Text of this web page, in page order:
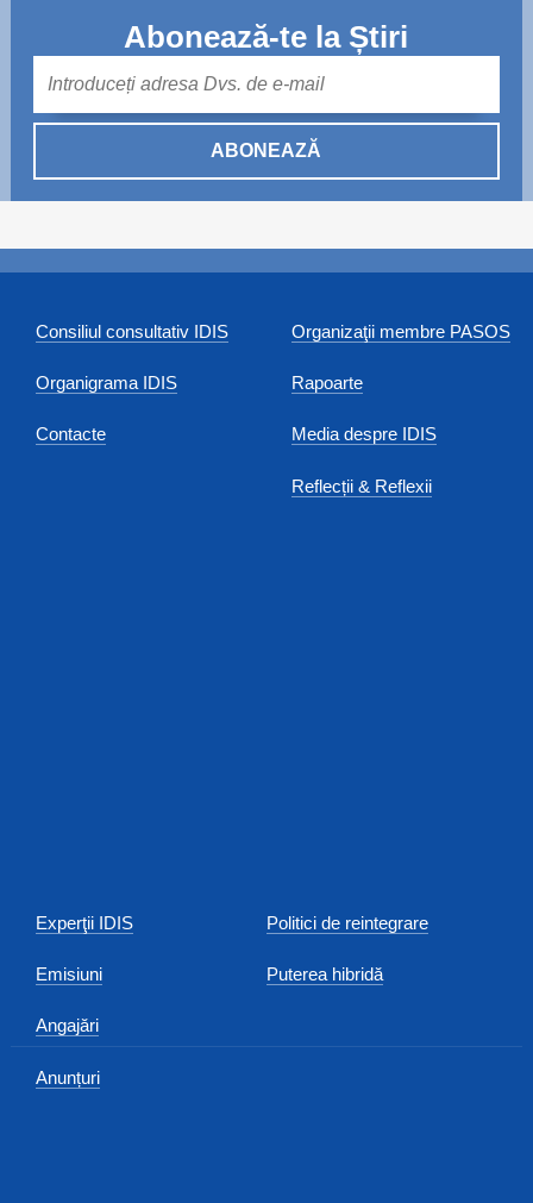
Abonează-te la Știri
ABONEAZĂ
Consiliul consultativ IDIS
Organigrama IDIS
Contacte
Organizaţii membre PASOS
Rapoarte
Media despre IDIS
Reflecții & Reflexii
Experţii IDIS
Emisiuni
Angajări
Anunțuri
Politici de reintegrare
Puterea hibridă